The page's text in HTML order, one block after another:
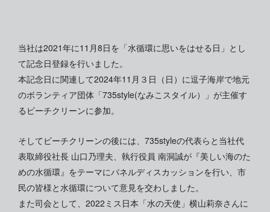
当社は2021年に11月8日を「水循環に思いをはせる日」とし
て記念日登録を行いました。
本記念日に関連して2024年11月３日（日）に逗子海岸で地元
のボランティア団体「735style(なみこスタイル）」が主催す
るビーチクリーンに参加。
そしてビーチクリーンの後には、735styleの代表らと当社代
表取締役社長 山口乃理夫、執行役員 南洞誠が『美しい海のた
めの水循環』をテーマにパネルディスカッションを行い、市
民の皆様と水循環について意見を交わしました。
また司会として、2022ミス日本「水の天使」横山莉奈さんに